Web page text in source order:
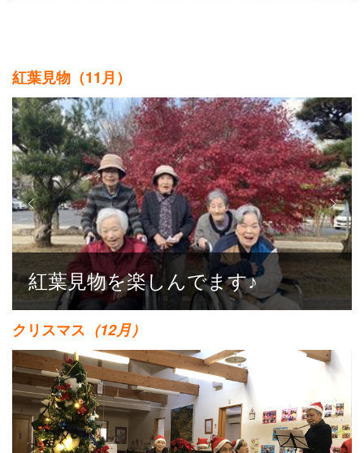
紅葉見物（11月）
紅葉見物を楽しんでます♪
クリスマス （12月）